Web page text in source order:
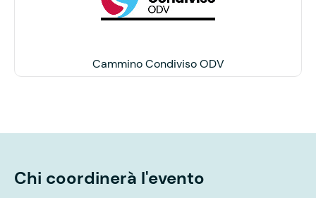
Cammino Condiviso ODV
Chi coordinerà l'evento